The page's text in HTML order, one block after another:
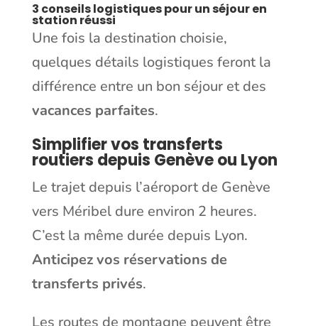
3 conseils logistiques pour un séjour en
station réussi
Une fois la destination choisie,
quelques détails logistiques feront la
différence entre un bon séjour et des
vacances parfaites.
Simplifier vos transferts
routiers depuis Genève ou Lyon
Le trajet depuis l’aéroport de Genève
vers Méribel dure environ 2 heures.
C’est la même durée depuis Lyon.
Anticipez vos réservations de
transferts privés.